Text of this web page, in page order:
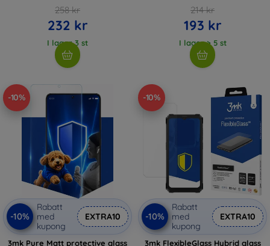
258 kr
232 kr
I lager 3 st
214 kr
193 kr
I lager > 5 st
-10%
-10%
Rabatt
med
kupong
EXTRA10
3mk Pure Matt protective glass
-10%
-10%
Rabatt
med
kupong
EXTRA10
3mk FlexibleGlass Hybrid glass